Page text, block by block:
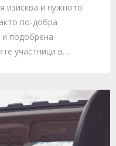
изисква и нужното
по-добра
подобрена
участници в…